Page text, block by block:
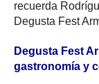
recuerda
Degusta Fest
Degusta Fest
gastronomía y